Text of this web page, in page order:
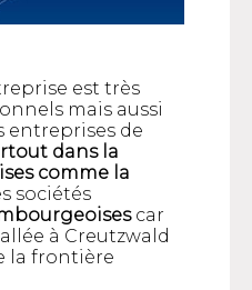
est très
mais aussi
entreprises de
dans la
comme la
sociétés
car
à Creutzwald
la frontière